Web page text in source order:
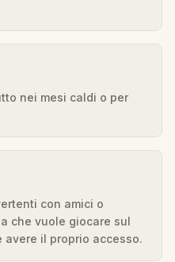
nei mesi caldi o per
con amici o
che vuole giocare sul
il proprio accesso.